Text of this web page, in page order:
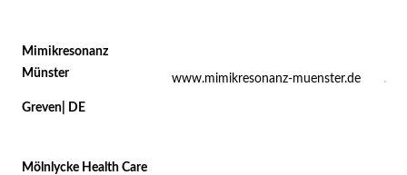
Mimikresonanz
Münster
Greven| DE
www.mimikresonanz-muenster.de
Mölnlycke Health Care